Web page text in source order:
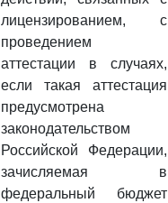
лицензированием, с
проведением
аттестации в случаях,
если такая аттестация
предусмотрена
законодательством
Российской Федерации,
зачисляемая в
федеральный бюджет